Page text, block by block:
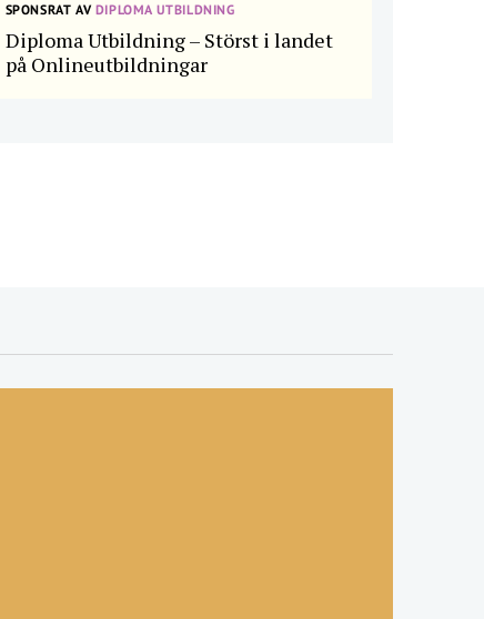
SPONSRAT AVDIPLOMA UTBILDNING
Diploma Utbildning – Störst i landet
på Onlineutbildningar